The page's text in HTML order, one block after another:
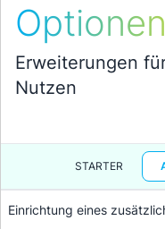
Optionen
Erweiterungen
Nutzen
STARTER
Einrichtung eines